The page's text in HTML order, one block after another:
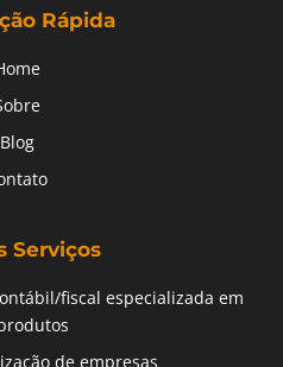
Rápida
Blog
Serviços
fiscal especializada em
de empresas